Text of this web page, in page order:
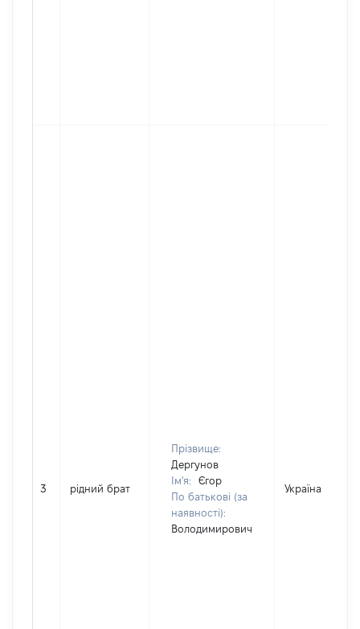
3 рідний брат
Прізвище:
Дергунов
Ім'я:
Єгор
По батькові (за
наявності):
Володимирович
Україна